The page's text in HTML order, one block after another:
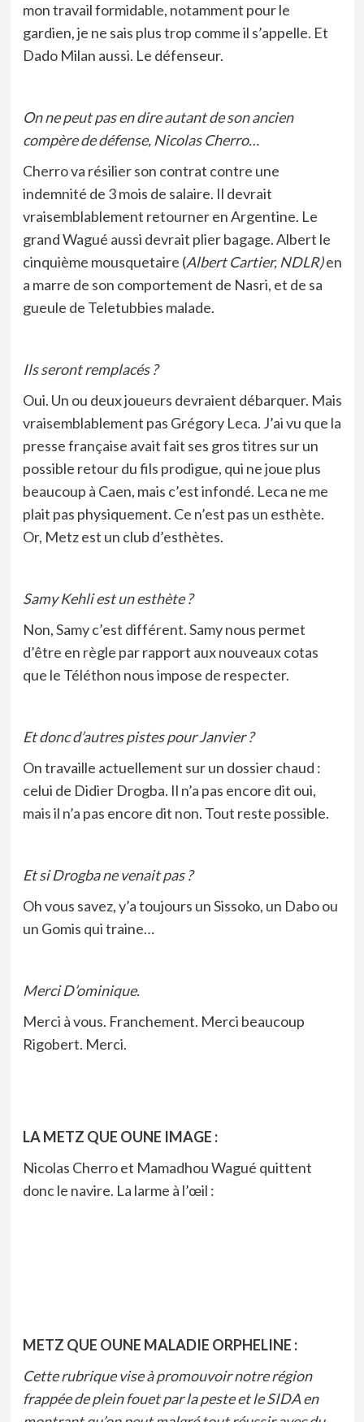
mon travail formidable, notamment pour le
gardien, je ne sais plus trop comme il s’appelle. Et
Dado Milan aussi. Le défenseur.
On ne peut pas en dire autant de son ancien
compère de défense, Nicolas Cherro…
Cherro va résilier son contrat contre une
indemnité de 3 mois de salaire. Il devrait
vraisemblablement retourner en Argentine. Le
grand Wagué aussi devrait plier bagage. Albert le
cinquième mousquetaire (Albert Cartier, NDLR)en
a marre de son comportement de Nasri, et de sa
gueule de Teletubbies malade.
Ils seront remplacés ?
Oui. Un ou deux joueurs devraient débarquer. Mais
vraisemblablement pas Grégory Leca. J’ai vu que la
presse française avait fait ses gros titres sur un
possible retour du fils prodigue, qui ne joue plus
beaucoup à Caen, mais c’est infondé. Leca ne me
plait pas physiquement. Ce n’est pas un esthète.
Or, Metz est un club d’esthètes.
Samy Kehli est un esthète ?
Non, Samy c’est différent. Samy nous permet
d’être en règle par rapport aux nouveaux cotas
que le Téléthon nous impose de respecter.
Et donc d’autres pistes pour Janvier ?
On travaille actuellement sur un dossier chaud :
celui de Didier Drogba. Il n’a pas encore dit oui,
mais il n’a pas encore dit non. Tout reste possible.
Et si Drogba ne venait pas ?
Oh vous savez, y’a toujours un Sissoko, un Dabo ou
un Gomis qui traine…
Merci D’ominique.
Merci à vous. Franchement. Merci beaucoup
Rigobert. Merci.
LA METZ QUE OUNE IMAGE :
Nicolas Cherro et Mamadhou Wagué quittent
donc le navire. La larme à l’œil :
METZ QUE OUNE MALADIE ORPHELINE :
Cette rubrique vise à promouvoir notre région
frappée de plein fouet par la peste et le SIDA en